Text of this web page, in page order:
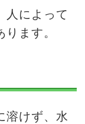
人によって
ます。
溶けず、水